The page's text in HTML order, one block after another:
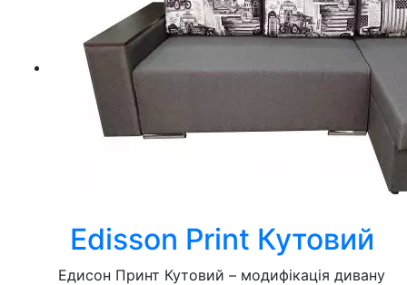
Edisson Print Кутовий
Едисон Принт Кутовий – модифікація дивану